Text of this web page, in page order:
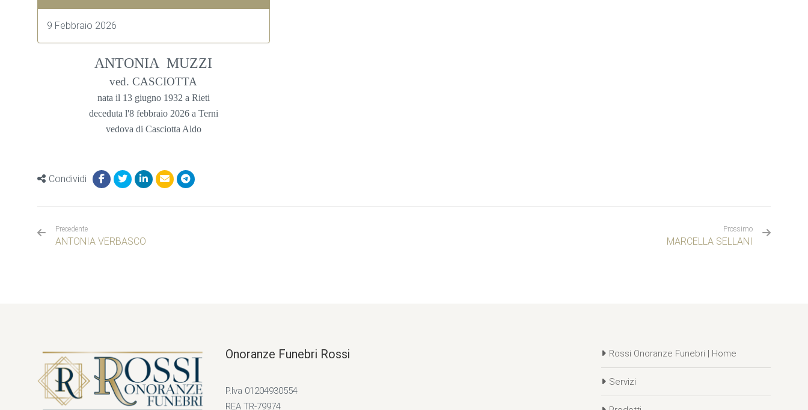
9 Febbraio 2026
ANTONIA MUZZI
ved. CASCIOTTA
nata il 13 giugno 1932 a Rieti
deceduta l'8 febbraio 2026 a Terni
vedova di Casciotta Aldo
Condividi
Precedente
ANTONIA VERBASCO
Prossimo
MARCELLA SELLANI
Onoranze Funebri Rossi
P.Iva 01204930554
REA TR-79974
Rossi Onoranze Funebri | Home
Servizi